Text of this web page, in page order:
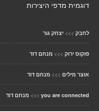
דוגמית מדפי היצירות
לחבק >>> יצחק גור
פוקוס ירוק >>> מנחם דוד
אוצר מילים >>> מנחם דוד
you are connected
>>> מנחם דוד